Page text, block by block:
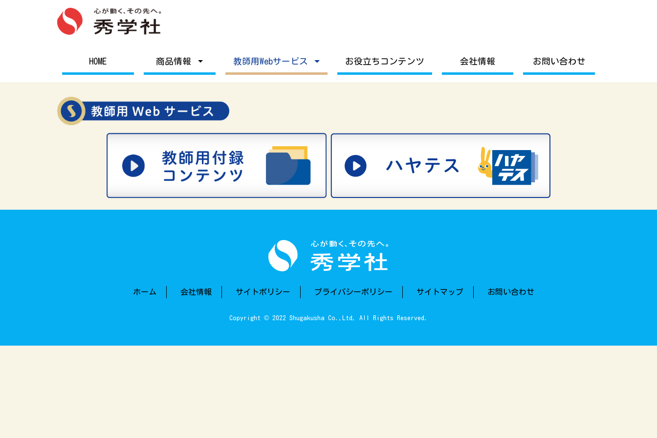
HOME 商品情報 教師用Webサービス お役立ちコンテンツ 会社情報 お問い合わせ
ホーム 会社情報 サイトポリシー プライバシーポリシー サイトマップ お問い合わせ
Copyright © 2022 Shugakusha Co.,Ltd, All Rights Reserved.